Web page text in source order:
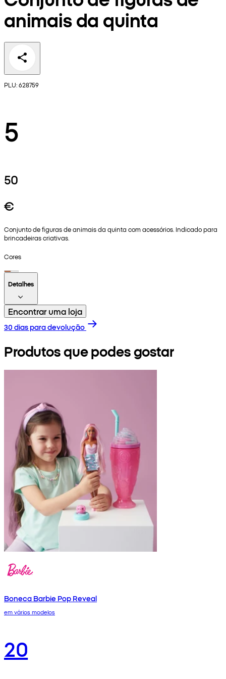
animais da quinta
PLU: 628759
5
50
€
Conjunto de figuras de animais da quinta com acessórios. Indicado para
brincadeiras criativas.
Cores
Detalhes
Encontrar uma loja
30 dias para devolução
Produtos que podes gostar
Boneca Barbie Pop Reveal
em vários modelos
20